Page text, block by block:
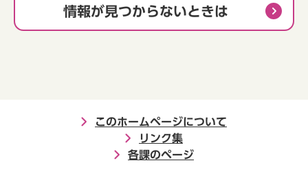
情報が見つからないときは
このホームページについて
リンク集
各課のページ